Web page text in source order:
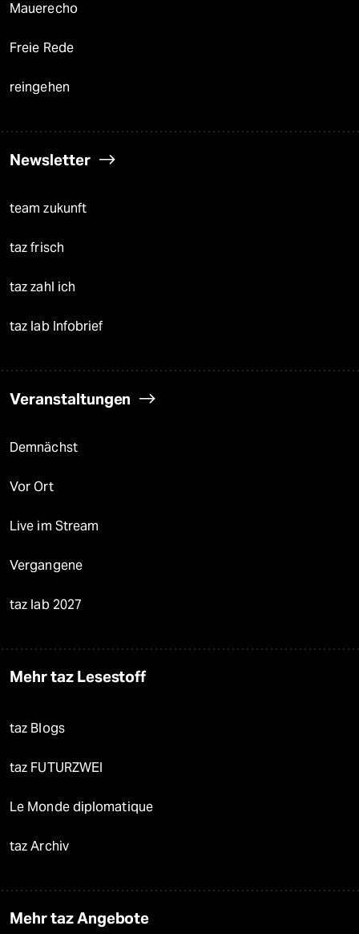
Mauerecho
Freie Rede
reingehen
Newsletter
team zukunft
taz frisch
taz zahl ich
taz lab Infobrief
Veranstaltungen
Demnächst
Vor Ort
Live im Stream
Vergangene
taz lab 2027
Mehr taz Lesestoff
taz Blogs
taz FUTURZWEI
Le Monde diplomatique
taz Archiv
Mehr taz Angebote